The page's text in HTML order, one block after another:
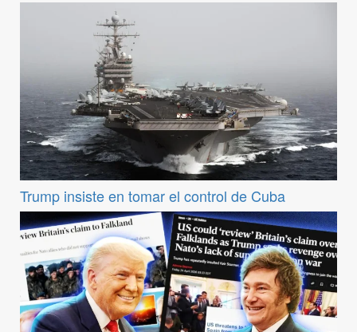
Trump insiste en tomar el control de Cuba